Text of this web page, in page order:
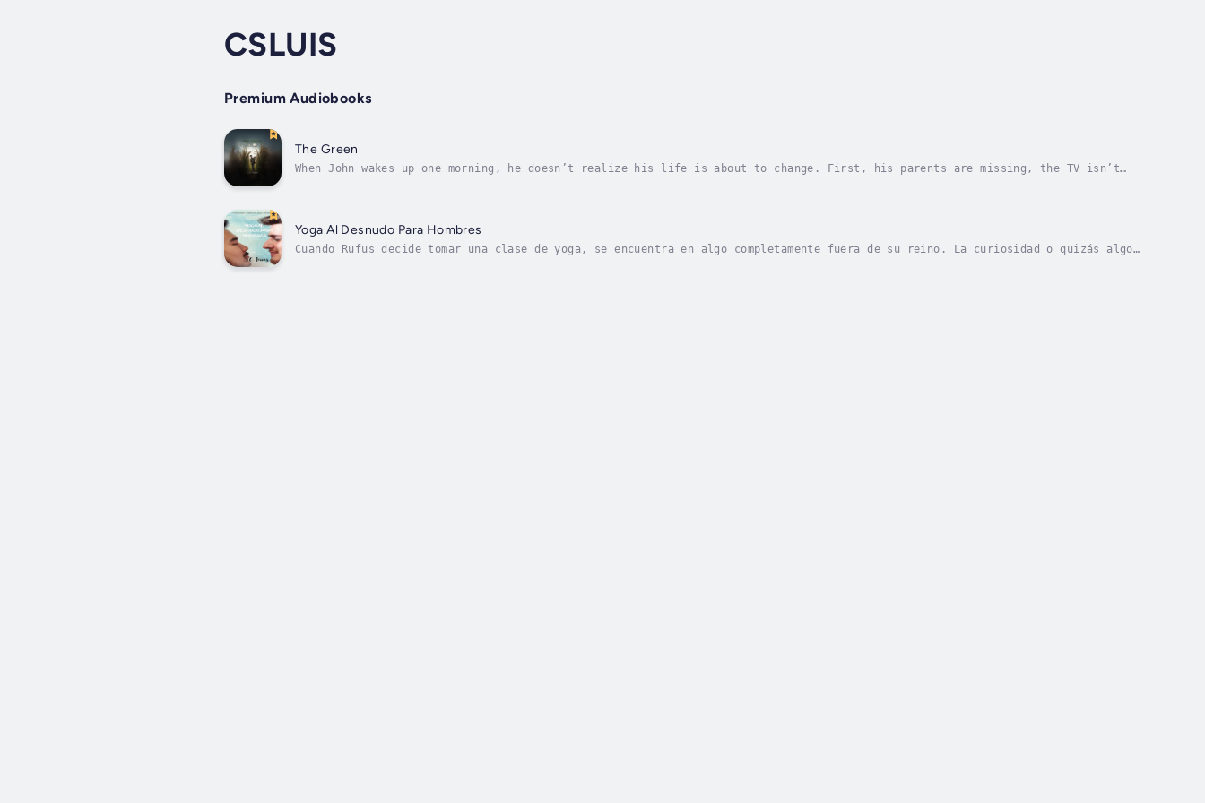
CSLUIS
Premium Audiobooks
The Green
When John wakes up one morning, he doesn’t realize his life is about to change. First, his parents are missing, the TV isn’t
Yoga Al Desnudo Para Hombres
Cuando Rufus decide tomar una clase de yoga, se encuentra en algo completamente fuera de su reino. La curiosidad o quizás algo